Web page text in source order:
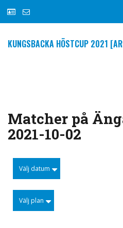
KUNGSBACKA HÖSTCUP 2021
Matcher på
2021-10-02
Välj datum
Välj plan